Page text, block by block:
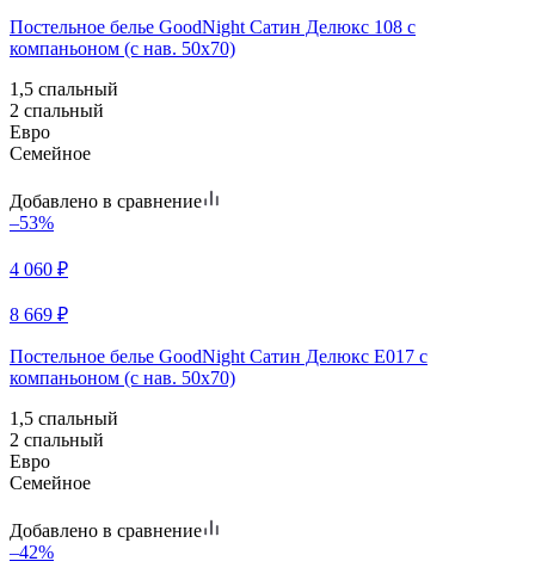
Постельное белье GoodNight Сатин Делюкс 108 с
компаньоном (с нав. 50х70)
1,5 спальный
2 спальный
Евро
Семейное
Добавлено в сравнение
–53%
4 060 ₽
8 669 ₽
Постельное белье GoodNight Сатин Делюкс E017 с
компаньоном (с нав. 50х70)
1,5 спальный
2 спальный
Евро
Семейное
Добавлено в сравнение
–42%